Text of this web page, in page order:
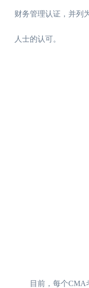
财务管理认证，并列
人士的认可。
目前，每个CMA考